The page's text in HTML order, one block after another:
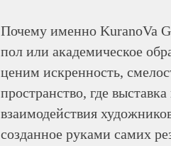
Почему именно KuranoVa
пол или академическое
ценим искренность,
пространство, где
взаимодействия
созданное руками самих